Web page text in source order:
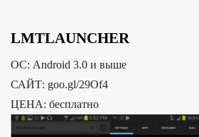
LMTLAUNCHER
ОС: Android 3.0 и выше
САЙТ: goo.gl/29Of4
ЦЕНА: бесплатно